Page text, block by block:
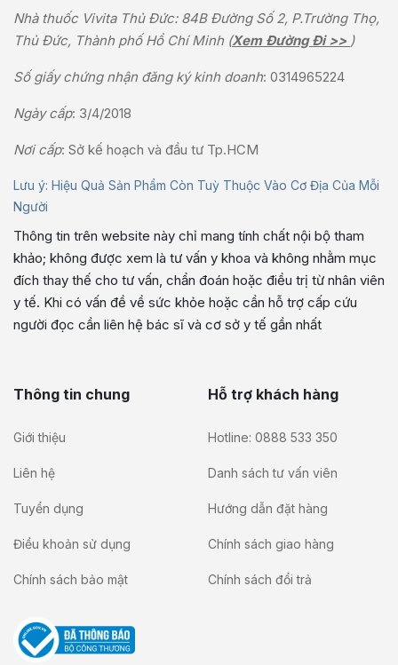
Nhà thuốc Vivita Thủ Đức: 84B Đường Số 2, P.Trường Thọ,
Thủ Đức, Thành phố Hồ Chí Minh (Xem Đường Đi >> )
Số giấy chứng nhận đăng ký kinh doanh: 0314965224
Ngày cấp: 3/4/2018
Nơi cấp: Sở kế hoạch và đầu tư Tp.HCM
Lưu ý: Hiệu Quả Sản Phẩm Còn Tuỳ Thuộc Vào Cơ Địa Của Mỗi
Người
Thông tin trên website này chỉ mang tính chất nội bộ tham
khảo; không được xem là tư vấn y khoa và không nhằm mục
đích thay thế cho tư vấn, chẩn đoán hoặc điều trị từ nhân viên
y tế. Khi có vấn đề về sức khỏe hoặc cần hỗ trợ cấp cứu
người đọc cần liên hệ bác sĩ và cơ sở y tế gần nhất
Thông tin chung
Giới thiệu
Liên hệ
Tuyển dụng
Điều khoản sử dụng
Chính sách bảo mật
Hỗ trợ khách hàng
Hotline: 0888 533 350
Danh sách tư vấn viên
Hướng dẫn đặt hàng
Chính sách giao hàng
Chính sách đổi trả